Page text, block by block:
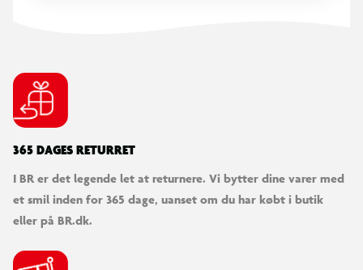
365 DAGES RETURRET
I BR er det legende let at returnere. Vi bytter dine varer med
et smil inden for 365 dage, uanset om du har købt i butik
eller på BR.dk.